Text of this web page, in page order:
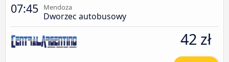
07:45 Mendoza
Dworzec autobusowy
42 zł